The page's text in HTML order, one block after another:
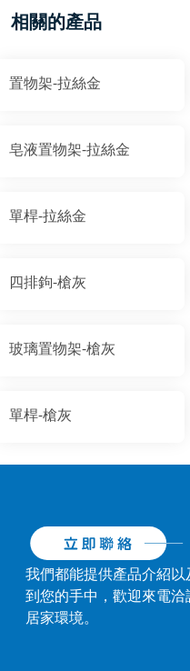
相關的產品
置物架-拉絲金
皂液置物架-拉絲金
單桿-拉絲金
四排鉤-槍灰
玻璃置物架-槍灰
單桿-槍灰
我們都能提供產品介紹
到您的手中，歡迎來電
居家環境。